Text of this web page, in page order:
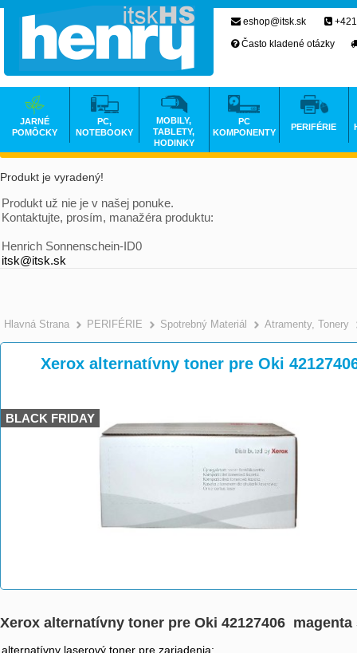
Produkt je vyradený!
Produkt už nie je v našej ponuke.
Kontaktujte, prosím, manažéra produktu:
Henrich Sonnenschein-ID0
itsk@itsk.sk
Hlavná Strana >
PERIFÉRIE >
Spotrebný Materiál >
Atramenty, Tonery
Xerox alternatívny toner pre Oki
BLACK FRIDAY
Xerox alternatívny toner pre Oki 42127406 magenta
alternatívny laserový toner pre zariadenia:
eshop@itsk.sk
Často kladené otázky
JARNÉ
POMÔCKY
PC,
NOTEBOOKY
MOBILY,
TABLETY,
HODINKY
PC
KOMPONENTY
PERIFÉRIE